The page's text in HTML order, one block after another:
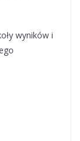
wyników i